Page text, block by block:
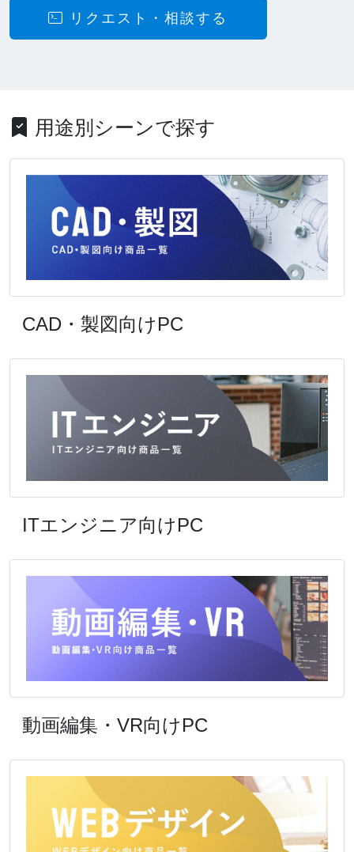
リクエスト・相談する
用途別シーンで探す
CAD・製図向けPC
ITエンジニア向けPC
動画編集・VR向けPC